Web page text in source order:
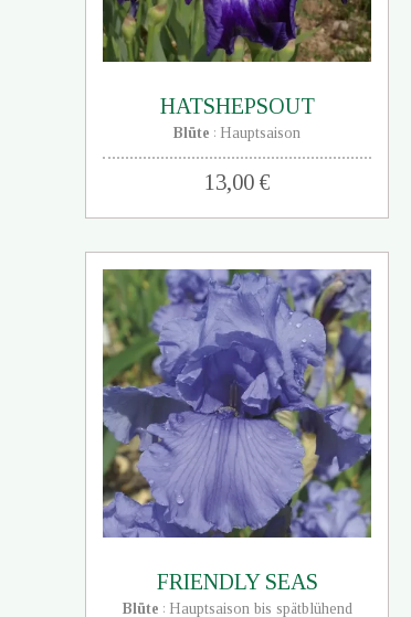
HATSHEPSOUT
13,00 €
Blüte : Hauptsaison
FRIENDLY SEAS
Blüte : Hauptsaison bis spätblühend